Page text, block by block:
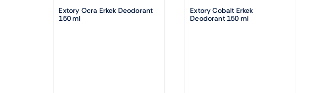
Extory Ocra Erkek Deodorant
150 ml
Extory Cobalt Erkek
Deodorant 150 ml